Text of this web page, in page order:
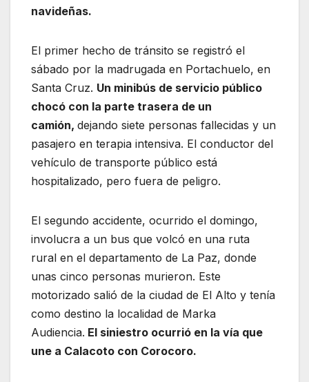
navideñas.
El primer hecho de tránsito se registró el
sábado por la madrugada en Portachuelo, en
Santa Cruz. Un minibús de servicio público
chocó con la parte trasera de un
camión, dejando siete personas fallecidas y un
pasajero en terapia intensiva. El conductor del
vehículo de transporte público está
hospitalizado, pero fuera de peligro.
El segundo accidente, ocurrido el domingo,
involucra a un bus que volcó en una ruta
rural en el departamento de La Paz, donde
unas cinco personas murieron. Este
motorizado salió de la ciudad de El Alto y tenía
como destino la localidad de Marka
Audiencia. El siniestro ocurrió en la vía que
une a Calacoto con Corocoro.